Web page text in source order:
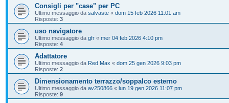
Consigli per "case" per PC
Ultimo messaggio da salvaste « dom 15 feb 2026 11:01 am
Risposte: 3
uso navigatore
Ultimo messaggio da gfr « mer 04 feb 2026 4:10 pm
Risposte: 4
Adattatore
Ultimo messaggio da Red Max « dom 25 gen 2026 9:03 pm
Risposte: 2
Dimensionamento terrazzo/soppalco esterno
Ultimo messaggio da av250866 « lun 19 gen 2026 11:07 pm
Risposte: 9